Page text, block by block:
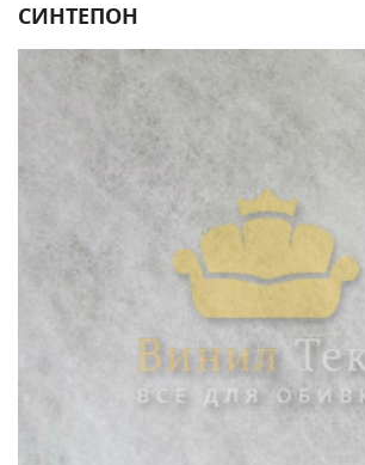
СИНТЕПОН